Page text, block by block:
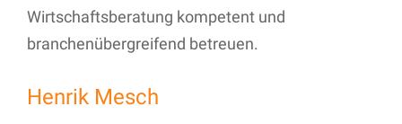
Wirtschaftsberatung kompetent und
branchenübergreifend betreuen.
Henrik Mesch